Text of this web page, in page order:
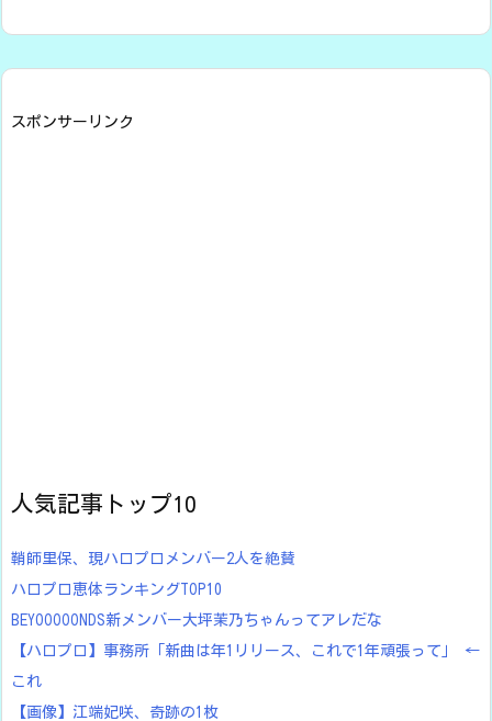
スポンサーリンク
人気記事トップ10
鞘師里保、現ハロプロメンバー2人を絶賛
ハロプロ恵体ランキングTOP10
BEYOOOOONDS新メンバー大坪茉乃ちゃんってアレだな
【ハロプロ】事務所「新曲は年1リリース、これで1年頑張って」 ←
これ
【画像】江端妃咲、奇跡の1枚